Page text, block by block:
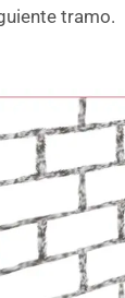
tramo.